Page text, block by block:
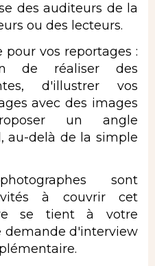
des auditeurs de la
ou des lecteurs.
vos reportages :
de réaliser des
d'illustrer vos
avec des images
un angle
au-delà de la simple
sont
à couvrir cet
se tient à votre
demande d'interview